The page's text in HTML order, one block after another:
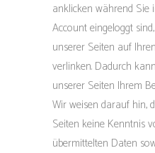
anklicken während Sie
Account eingeloggt
unserer Seiten auf
verlinken. Dadurch
unserer Seiten Ihrem
Wir weisen darauf hin,
Seiten keine Kenntnis
übermittelten Daten